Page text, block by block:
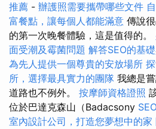
推薦 - 辦護照需要攜帶哪些文件
富餐點，讓每個人都能滿意 傳說
的第一次晚餐體驗，這是值得的。
面受潮及霉菌問題 解答SEO的基
為先人提供一個尊貴的安放場所
所，選擇最具實力的團隊 我總是
道路也不例外。 按摩師資格證照
位於巴達克森山（Badacsony
室內設計公司，打造您夢想中的家